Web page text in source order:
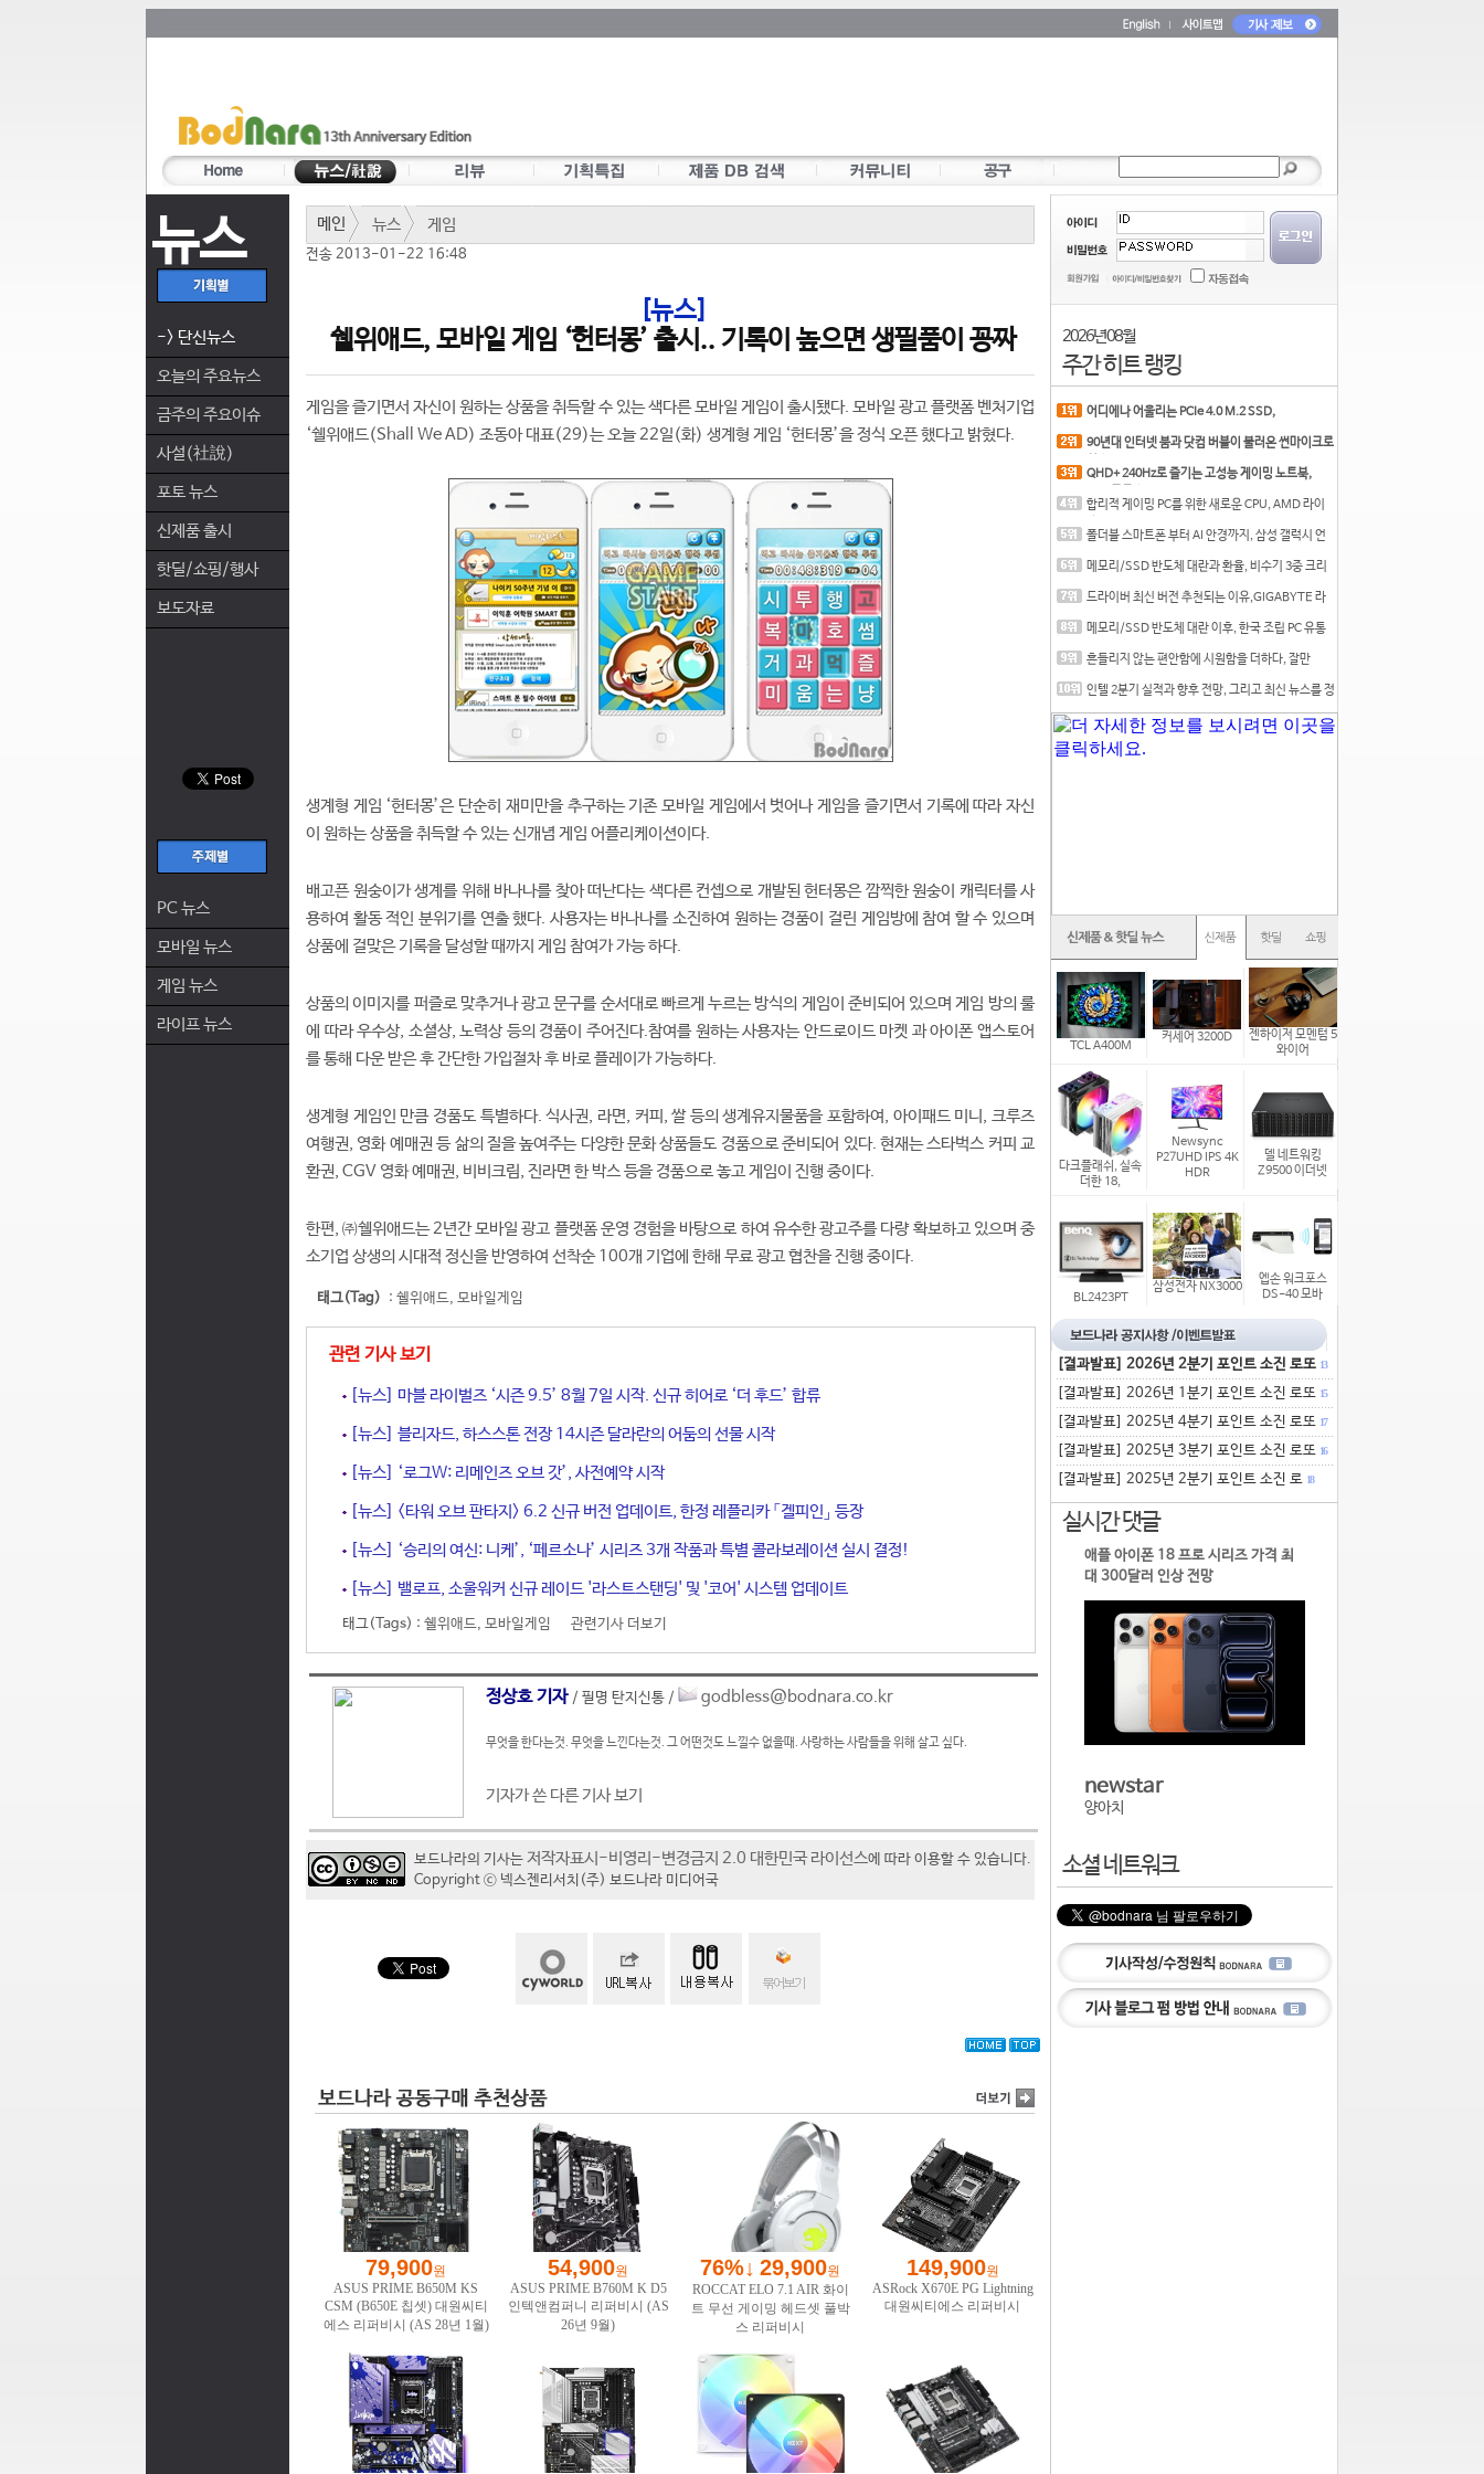
뉴스
-> 단신뉴스
오늘의 주요뉴스
금주의 주요이슈
사설(社說)
포토 뉴스
신제품 출시
핫딜/쇼핑/행사
보도자료
PC 뉴스
모바일 뉴스
게임 뉴스
라이프 뉴스
메인 뉴스 게임
전송 2013-01-22 16:48
[뉴스]
쉘위애드, 모바일 게임 ‘헌터몽’ 출시.. 기록이 높으면 생필품이 꽁짜
게임을 즐기면서 자신이 원하는 상품을 취득할 수 있는 색다른 모바일 게임이 출시됐다. 모바일 광고 플랫폼 벤처기업
‘쉘위애드(Shall We AD) 조동아 대표(29)는 오늘 22일(화) 생계형 게임 ‘헌터몽’을 정식 오픈 했다고 밝혔다.
생계형 게임 ‘헌터몽’은 단순히 재미만을 추구하는 기존 모바일 게임에서 벗어나 게임을 즐기면서 기록에 따라 자신
이 원하는 상품을 취득할 수 있는 신개념 게임 어플리케이션이다.
배고픈 원숭이가 생계를 위해 바나나를 찾아 떠난다는 색다른 컨셉으로 개발된 헌터몽은 깜찍한 원숭이 캐릭터를 사
용하여 활동 적인 분위기를 연출 했다. 사용자는 바나나를 소진하여 원하는 경품이 걸린 게임방에 참여 할 수 있으며
상품에 걸맞은 기록을 달성할 때까지 게임 참여가 가능 하다.
상품의 이미지를 퍼즐로 맞추거나 광고 문구를 순서대로 빠르게 누르는 방식의 게임이 준비되어 있으며 게임 방의 룰
에 따라 우수상, 소셜상, 노력상 등의 경품이 주어진다.참여를 원하는 사용자는 안드로이드 마켓 과 아이폰 앱스토어
를 통해 다운 받은 후 간단한 가입절차 후 바로 플레이가 가능하다.
생계형 게임인 만큼 경품도 특별하다. 식사권, 라면, 커피, 쌀 등의 생계유지물품을 포함하여, 아이패드 미니, 크루즈
여행권, 영화 예매권 등 삶의 질을 높여주는 다양한 문화 상품들도 경품으로 준비되어 있다. 현재는 스타벅스 커피 교
환권, CGV 영화 예매권, 비비크림, 진라면 한 박스 등을 경품으로 놓고 게임이 진행 중이다.
한편, ㈜쉘위애드는 2년간 모바일 광고 플랫폼 운영 경험을 바탕으로 하여 유수한 광고주를 다량 확보하고 있으며 중
소기업 상생의 시대적 정신을 반영하여 선착순 100개 기업에 한해 무료 광고 협찬을 진행 중이다.
태그(Tag) : 쉘위애드, 모바일게임
관련 기사 보기
[뉴스] 마블 라이벌즈 ‘시즌 9.5’ 8월 7일 시작. 신규 히어로 ‘더 후드’ 합류
[뉴스] 블리자드, 하스스톤 전장 14시즌 달라란의 어둠의 선물 시작
[뉴스] ‘로그W: 리메인즈 오브 갓’, 사전예약 시작
[뉴스] <타워 오브 판타지> 6.2 신규 버전 업데이트, 한정 레플리카 「겔피인」 등장
[뉴스] ‘승리의 여신: 니케’, ‘페르소나’ 시리즈 3개 작품과 특별 콜라보레이션 실시 결정!
[뉴스] 밸로프, 소울워커 신규 레이드 '라스트스탠딩' 및 '코어' 시스템 업데이트
태그(Tags) : 쉘위애드, 모바일게임 관련기사 더보기
정상호 기자 / 필명 탄지신통 / godbless@bodnara.co.kr
무엇을 한다는것. 무엇을 느낀다는것. 그 어떤것도 느낄수 없을때. 사랑하는 사람들을 위해 살고 싶다.
기자가 쓴 다른 기사 보기
보드나라의 기사는 저작자표시-비영리-변경금지 2.0 대한민국 라이선스에 따라 이용할 수 있습니다.
Copyright ⓒ 넥스젠리서치(주) 보드나라 미디어국
2026년 08월
주간 히트 랭킹
어디에나 어울리는 PCIe 4.0 M.2 SSD,
90년대 인터넷 붐과 닷컴 버블이 불러온 썬마이크로
QHD+ 240Hz로 즐기는 고성능 게이밍 노트북,
합리적 게이밍 PC를 위한 새로운 CPU, AMD 라이
폴더블 스마트폰 부터 AI 안경까지, 삼성 갤럭시 언
메모리/SSD 반도체 대란과 환율, 비수기 3중 크리
드라이버 최신 버전 추천되는 이유,GIGABYTE 라
메모리/SSD 반도체 대란 이후, 한국 조립 PC 유통
흔들리지 않는 편안함에 시원함을 더하다, 잘만
인텔 2분기 실적과 향후 전망, 그리고 최신 뉴스를 정
TCL A400M
커세어 3200D
젠하이저 모멘텀 5
와이어
다크플래쉬, 실속
더한 18,
Newsync
P27UHD IPS 4K
HDR
델 네트워킹
Z9500 이더넷
BL2423PT
삼성전자 NX3000
엡손 워크포스
DS-40 모바
[결과발표] 2026년 2분기 포인트 소진 로또 13
[결과발표] 2026년 1분기 포인트 소진 로또 15
[결과발표] 2025년 4분기 포인트 소진 로또 17
[결과발표] 2025년 3분기 포인트 소진 로또 16
[결과발표] 2025년 2분기 포인트 소진 로 18
실시간 댓글
애플 아이폰 18 프로 시리즈 가격 최
대 300달러 인상 전망
newstar
양아치
소셜 네트워크